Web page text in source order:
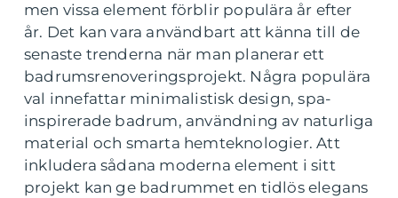
men vissa element förblir populära år efter
år. Det kan vara användbart att känna till de
senaste trenderna när man planerar ett
badrumsrenoveringsprojekt. Några populära
val innefattar minimalistisk design, spa-
inspirerade badrum, användning av naturliga
material och smarta hemteknologier. Att
inkludera sådana moderna element i sitt
projekt kan ge badrummet en tidlös elegans